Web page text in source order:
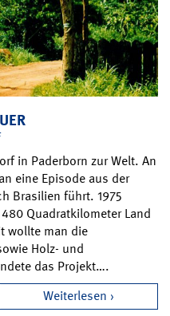
in Paderborn zur Welt. An
eine Episode aus der
Brasilien führt. 1975
Quadratkilometer Land
wollte man die
Holz- und
das Projekt….
Weiterlesen